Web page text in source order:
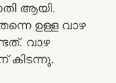
ആയി.
ഉള്ള വാഴ
വാഴ